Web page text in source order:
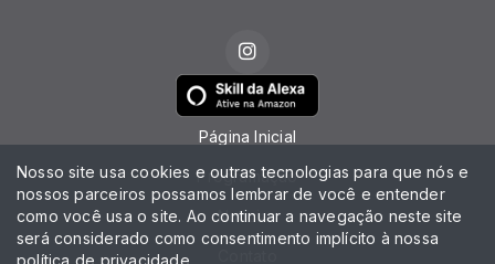
Página Inicial
Programação
Notícias
Nosso site usa cookies e outras tecnologias para que nós e
nossos parceiros possamos lembrar de você e entender
como você usa o site. Ao continuar a navegação neste site
será considerado como consentimento implícito à nossa
política de privacidade